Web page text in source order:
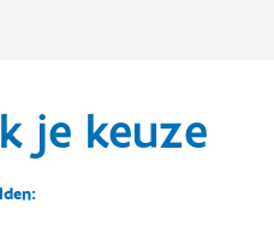
je keuze